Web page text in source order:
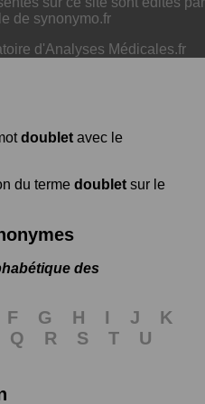
de synonymo.fr
d'Analyses Médicales.fr
doublet avec le
du terme doublet sur le
des
F G H I J
K
Q R S T
U